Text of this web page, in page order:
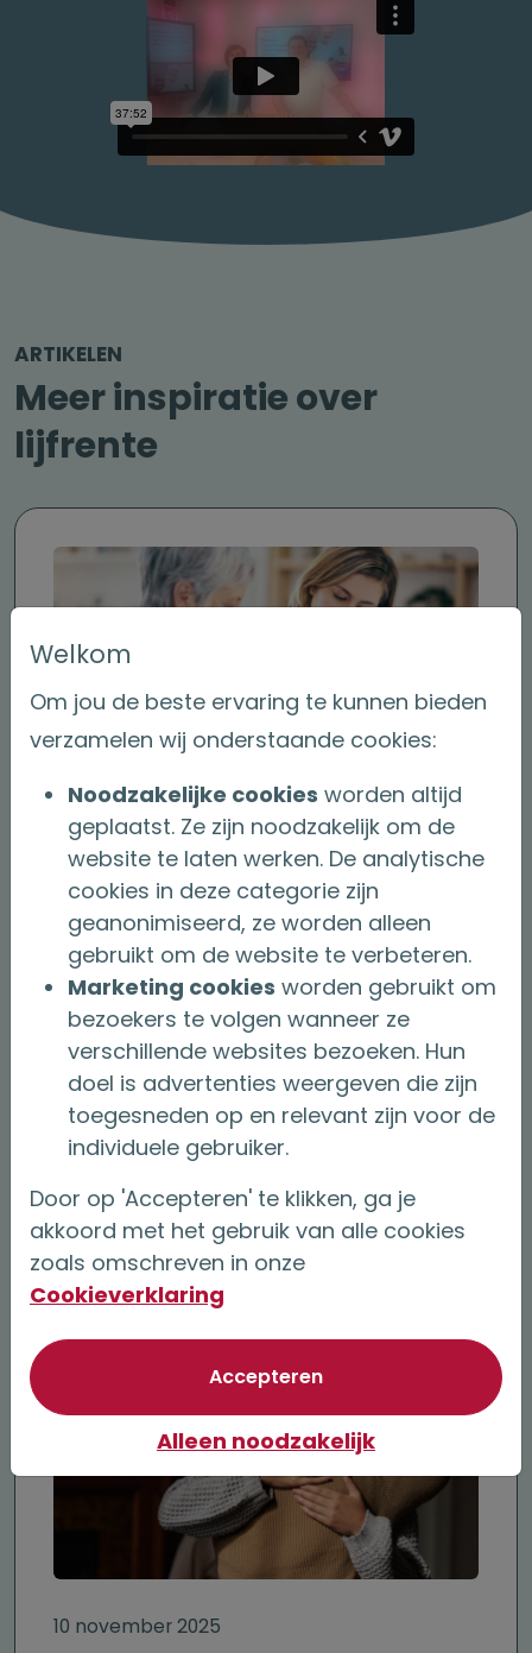
ARTIKELEN
Meer inspiratie over
lijfrente
18 mei 2026
Impact van de verruimde
beslistermijn van expirerend
lijfrentekapitaal
Sinds dit jaar hebben consumenten
aanzienlijk meer tijd om te bepalen wat zij
met hun expirerende lijfrentekapitaal willen
doen. Deze verruiming volgt uit de
Lees verder over Impact van de
10 november 2025
Welkom
Om jou de beste ervaring te kunnen bieden
verzamelen wij onderstaande cookies:
Noodzakelijke cookies worden altijd
geplaatst. Ze zijn noodzakelijk om de
website te laten werken. De analytische
cookies in deze categorie zijn
geanonimiseerd, ze worden alleen
gebruikt om de website te verbeteren.
Marketing cookies worden gebruikt om
bezoekers te volgen wanneer ze
verschillende websites bezoeken. Hun
doel is advertenties weergeven die zijn
toegesneden op en relevant zijn voor de
individuele gebruiker.
Door op 'Accepteren' te klikken, ga je
akkoord met het gebruik van alle cookies
zoals omschreven in onze
Cookieverklaring
Accepterenvan optionele
Alleen noodzakelijk